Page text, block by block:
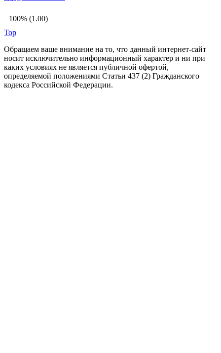
100% (1.00)
Top
Обращаем ваше внимание на то, что данный интернет-сайт
носит исключительно информационный характер и ни при
каких условиях не является публичной офертой,
определяемой положениями Статьи 437 (2) Гражданского
кодекса Российской Федерации.